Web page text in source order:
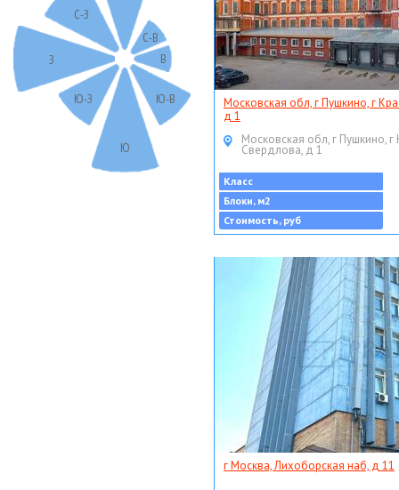
С-В
В
Ю-В
Ю
Ю-З
З
С-З
Московская обл, г Пушкино, г
д 1
Московская обл, г Пушкино, г
Свердлова, д 1
Класс
Блоки, м2
Стоимость, руб
г Москва, Лихоборская наб, д 11